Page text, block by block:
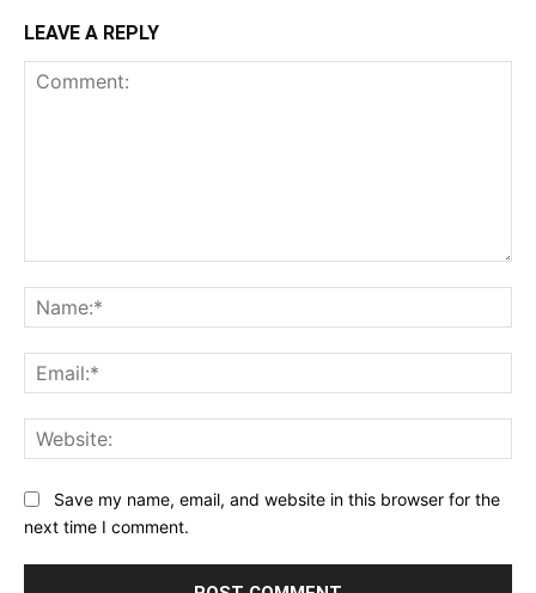
LEAVE A REPLY
Save my name, email, and website in this browser for the
next time I comment.